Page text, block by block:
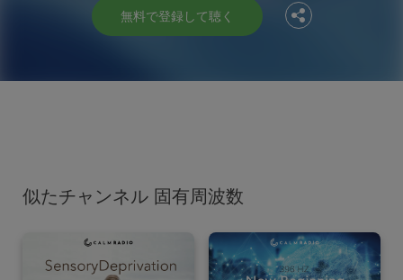
無料で登録して聴く
似たチャンネル 固有周波数